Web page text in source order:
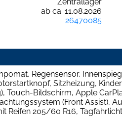
ab ca. 11.08.2026
26470085
Regensensor,
Sitzheizung,
Touch-Bildschirm, Apple
(Front Assist),
Reifen 205/60 R16,